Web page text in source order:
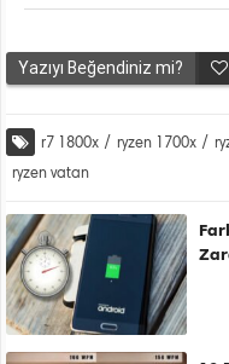
Yazıyı Beğendiniz mi?
r7 1800x / ryzen 1700x /
ryzen vatan